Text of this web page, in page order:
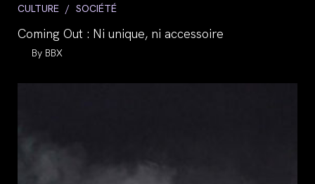
Post
CULTURE / SOCIÉTÉ
Coming Out : Ni unique, ni accessoire
Auteur/autrice
la
BBX